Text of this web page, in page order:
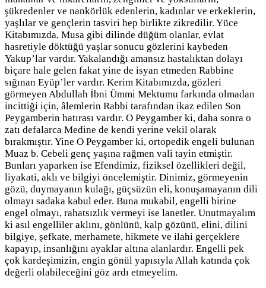
şükredenler ve nankörlük edenlerin, kadınlar ve erkeklerin,
yaşlılar ve gençlerin tasviri hep birlikte zikredilir. Yüce
Kitabımızda, Musa gibi dilinde düğüm olanlar, evlat
hasretiyle döktüğü yaşlar sonucu gözlerini kaybeden
Yakup’lar vardır. Yakalandığı amansız hastalıktan dolayı
biçare hale gelen fakat yine de isyan etmeden Rabbine
sığınan Eyüp’ler vardır. Kerim Kitabımızda, gözleri
görmeyen Abdullah İbni Ümmi Mektumu farkında olmadan
incittiği için, âlemlerin Rabbi tarafından ikaz edilen Son
Peygamberin hatırası vardır. O Peygamber ki, daha sonra o
zatı defalarca Medine de kendi yerine vekil olarak
bırakmıştır. Yine O Peygamber ki, ortopedik engeli bulunan
Muaz b. Cebeli genç yaşına rağmen vali tayin etmiştir.
Bunları yaparken ise Efendimiz, fiziksel özellikleri değil,
liyakati, aklı ve bilgiyi öncelemiştir. Dinimiz, görmeyenin
gözü, duymayanın kulağı, güçsüzün eli, konuşamayanın dili
olmayı sadaka kabul eder. Buna mukabil, engelli birine
engel olmayı, rahatsızlık vermeyi ise lanetler. Unutmayalım
ki asıl engelliler aklını, gönlünü, kalp gözünü, elini, dilini
bilgiye, şefkate, merhamete, hikmete ve ilahi gerçeklere
kapayıp, insanlığını ayaklar altına alanlardır. Engelli pek
çok kardeşimizin, engin gönül yapısıyla Allah katında çok
değerli olabileceğini göz ardı etmeyelim.